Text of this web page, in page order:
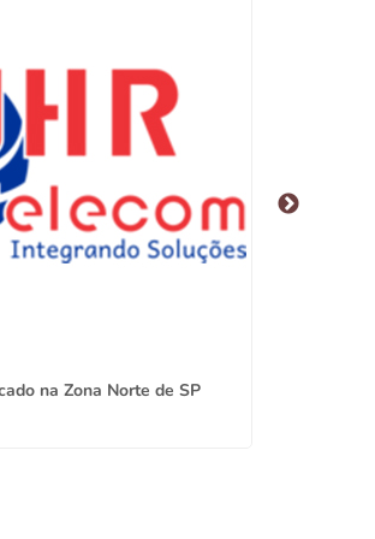
na Zona Norte de SP